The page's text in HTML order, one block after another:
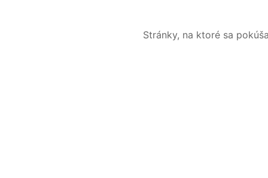
Stránky, na ktoré sa